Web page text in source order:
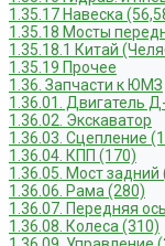
1.35.17 Навеска
1.35.18 Мосты
1.35.18.1 Китай
1.35.19 Прочее
1.36. Запчасти к ЮМЗ
1.36.01. Двигатель
1.36.02. Экскаватор
1.36.03. Сцепление
1.36.04. КПП (170)
1.36.05. Мост задний
1.36.06. Рама (280)
1.36.07. Передняя
1.36.08. Колеса (310)